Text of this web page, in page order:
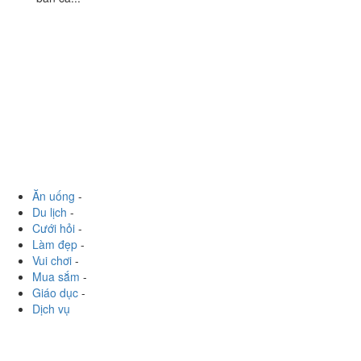
Ăn uống -
Du lịch -
Cưới hỏi -
Làm đẹp -
Vui chơi -
Mua sắm -
Giáo dục -
Dịch vụ